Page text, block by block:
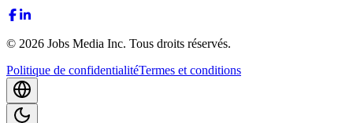
© 2026 Jobs Media Inc. Tous droits réservés.
Politique de confidentialitéTermes et conditions